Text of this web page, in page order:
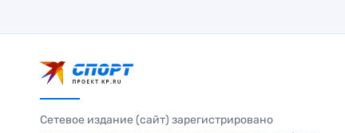
Сетевое издание (сайт) зарегистрировано